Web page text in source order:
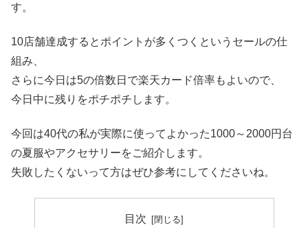
す。
10店舗達成するとポイントが多くつくというセールの仕
組み、
さらに今日は5の倍数日で楽天カード倍率もよいので、
今日中に残りをポチポチします。
今回は40代の私が実際に使ってよかった1000～2000円台
の夏服やアクセサリーをご紹介します。
失敗したくないって方はぜひ参考にしてくださいね。
目次